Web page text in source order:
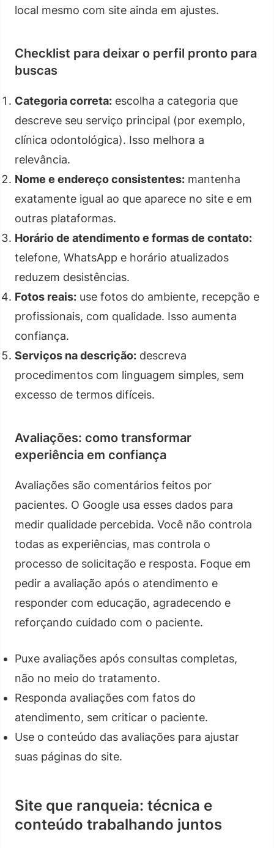
local mesmo com site ainda em ajustes.
Checklist para deixar o perfil pronto para
buscas
Categoria correta: escolha a categoria que
descreve seu serviço principal (por exemplo,
clínica odontológica). Isso melhora a
relevância.
Nome e endereço consistentes: mantenha
exatamente igual ao que aparece no site e em
outras plataformas.
Horário de atendimento e formas de contato:
telefone, WhatsApp e horário atualizados
reduzem desistências.
Fotos reais: use fotos do ambiente, recepção e
profissionais, com qualidade. Isso aumenta
confiança.
Serviços na descrição: descreva
procedimentos com linguagem simples, sem
excesso de termos difíceis.
Avaliações: como transformar
experiência em confiança
Avaliações são comentários feitos por
pacientes. O Google usa esses dados para
medir qualidade percebida. Você não controla
todas as experiências, mas controla o
processo de solicitação e resposta. Foque em
pedir a avaliação após o atendimento e
responder com educação, agradecendo e
reforçando cuidado com o paciente.
Puxe avaliações após consultas completas,
não no meio do tratamento.
Responda avaliações com fatos do
atendimento, sem criticar o paciente.
Use o conteúdo das avaliações para ajustar
suas páginas do site.
Site que ranqueia: técnica e
conteúdo trabalhando juntos